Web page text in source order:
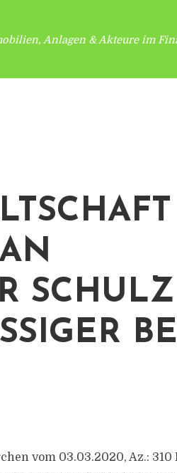
Anlagen & Akteure im
SCHULZ
vom 03.03.2020, Az.: 310